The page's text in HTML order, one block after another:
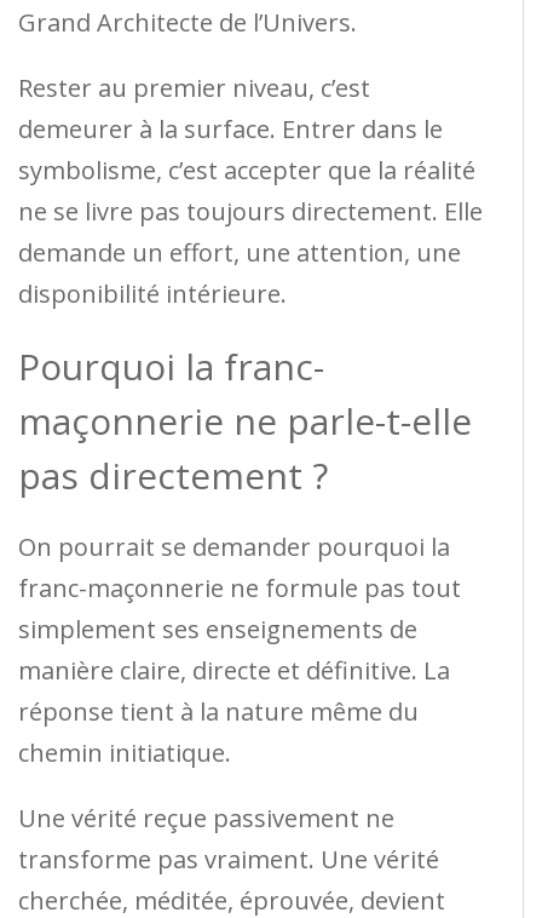
Grand Architecte de l’Univers.
Rester au premier niveau, c’est
demeurer à la surface. Entrer dans le
symbolisme, c’est accepter que la réalité
ne se livre pas toujours directement. Elle
demande un effort, une attention, une
disponibilité intérieure.
Pourquoi la franc-
maçonnerie ne parle-t-elle
pas directement ?
On pourrait se demander pourquoi la
franc-maçonnerie ne formule pas tout
simplement ses enseignements de
manière claire, directe et définitive. La
réponse tient à la nature même du
chemin initiatique.
Une vérité reçue passivement ne
transforme pas vraiment. Une vérité
cherchée, méditée, éprouvée, devient